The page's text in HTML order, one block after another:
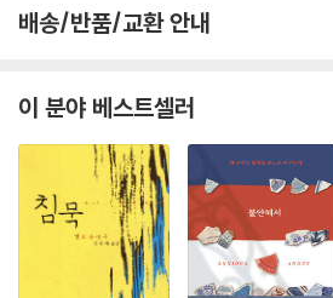
배송/반품/교환 안내
이 분야 베스트셀러